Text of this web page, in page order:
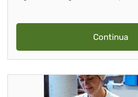
Continua